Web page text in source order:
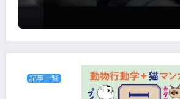
記事一覧